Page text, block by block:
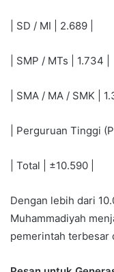
| SD / MI | 2.689 |
| SMP / MTs | 1.734 |
| SMA / MA / SMK |
| Perguruan Tinggi
| Total | ±10.590 |
Dengan lebih dari
Muhammadiyah
pemerintah terbesar